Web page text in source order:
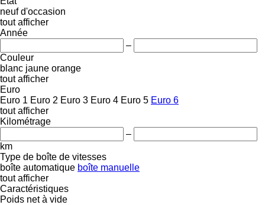
neuf d'occasion
tout afficher
Année
–
Couleur
blanc jaune orange
tout afficher
Euro
Euro 1 Euro 2 Euro 3 Euro 4 Euro 5 Euro 6
tout afficher
Kilométrage
–
km
Type de boîte de vitesses
boîte automatique boîte manuelle
tout afficher
Caractéristiques
Poids net à vide